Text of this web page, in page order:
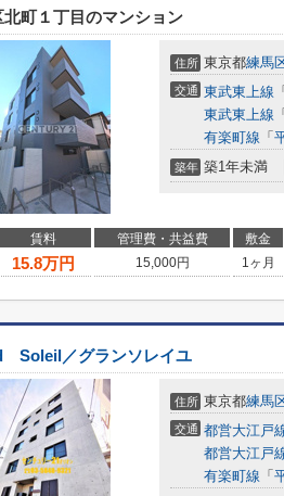
北町１丁目のマンション
住所 東京都練馬
交通 東武東上線 「
東武東上線 「
有楽町線 「
築年 築1年未満
賃料 管理費・共益費 敷金
15.8万円 15,000円 1ヶ月
Soleil／グランソレイユ
住所 東京都練馬
交通 都営大江戸
都営大江戸
有楽町線 「